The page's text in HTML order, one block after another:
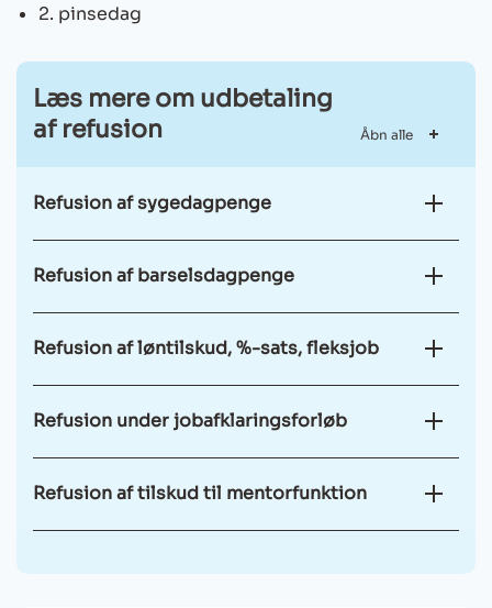
2. pinsedag
Læs mere om udbetaling
af refusion
Åbn alle
Refusion af sygedagpenge
Refusion af barselsdagpenge
Refusion af løntilskud, %-sats, fleksjob
Refusion under jobafklaringsforløb
Refusion af tilskud til mentorfunktion